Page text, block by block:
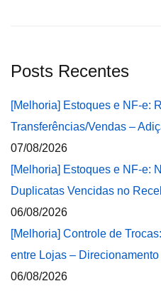
Posts Recentes
[Melhoria] Estoques e NF-e:
Transferências/Vendas –
07/08/2026
[Melhoria] Estoques e NF-e:
Duplicatas Vencidas no
06/08/2026
[Melhoria] Controle de
entre Lojas –
06/08/2026